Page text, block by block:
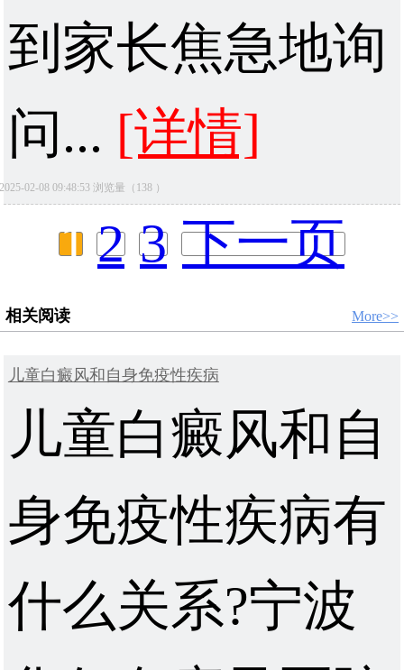
到家长焦急地询
问... [详情]
02-08 09:48:53 浏览量（138 ）
1 2 3 下一页
相关阅读 More>>
儿童白癜风和自身免疫性疾病
儿童白癜风和自
身免疫性疾病有
什么关系?宁波